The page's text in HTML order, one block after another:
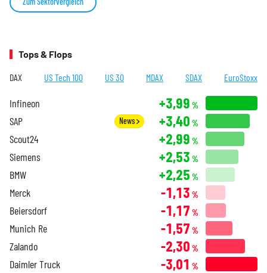
Tops & Flops
DAX US Tech 100 US 30 MDAX SDAX EuroStoxx
Infineon +3,99 %
SAP News +3,40 %
Scout24 +2,99 %
Siemens +2,53 %
BMW +2,25 %
Merck -1,13 %
Beiersdorf -1,17 %
Munich Re -1,57 %
Zalando -2,30 %
Daimler Truck -3,01 %